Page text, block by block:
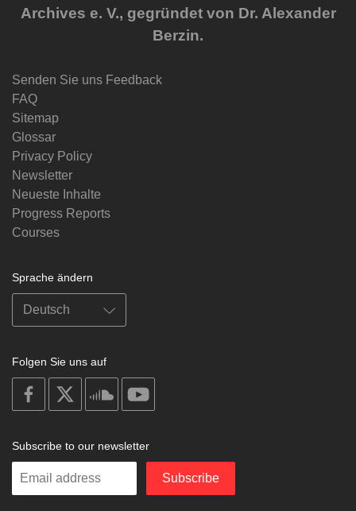
Archives e. V., gegründet von Dr. Alexander
Berzin.
Senden Sie uns Feedback
FAQ
Sitemap
Glossar
Privacy Policy
Newsletter
Neueste Inhalte
Progress Reports
Courses
Sprache ändern
Folgen Sie uns auf
on
facebook
soundcloud
Subscribe to our newsletter
Enter
Subscribe